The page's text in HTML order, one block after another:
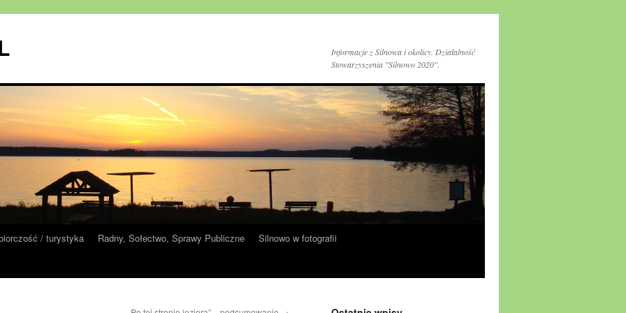
Informacje z Silnowa i okolicy. Działalność
Stowarzyszenia "Silnowo 2020".
/ turystyka Radny, Sołectwo, Sprawy Publiczne
Silnowo w fotografii